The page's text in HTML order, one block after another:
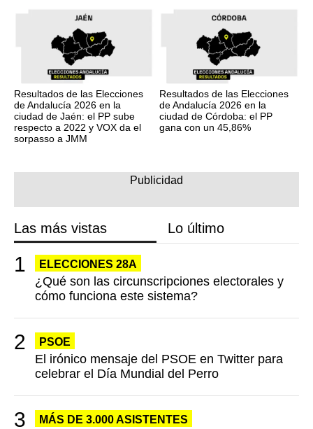
Resultados de las Elecciones
de Andalucía 2026 en la
ciudad de Jaén: el PP sube
respecto a 2022 y VOX da el
sorpasso a JMM
Resultados de las Elecciones
de Andalucía 2026 en la
ciudad de Córdoba: el PP
gana con un 45,86%
Las más vistas Lo último
ELECCIONES 28A
¿Qué son las circunscripciones electorales y
cómo funciona este sistema?
PSOE
El irónico mensaje del PSOE en Twitter para
celebrar el Día Mundial del Perro
MÁS DE 3.000 ASISTENTES